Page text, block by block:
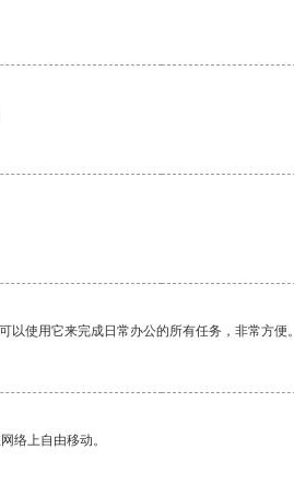
使用它来完成日常办公的所有任务，非常方便。
络上自由移动。